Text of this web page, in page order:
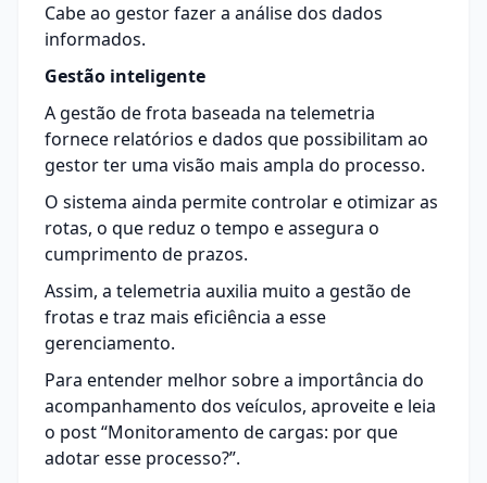
Cabe ao gestor fazer a análise dos dados
informados.
Gestão inteligente
A gestão de frota baseada na telemetria
fornece relatórios e dados que possibilitam ao
gestor ter uma visão mais ampla do processo.
O sistema ainda permite controlar e otimizar as
rotas, o que reduz o tempo e assegura o
cumprimento de prazos.
Assim, a telemetria auxilia muito a gestão de
frotas e traz mais eficiência a esse
gerenciamento.
Para entender melhor sobre a importância do
acompanhamento dos veículos, aproveite e leia
o post “Monitoramento de cargas: por que
adotar esse processo?”.